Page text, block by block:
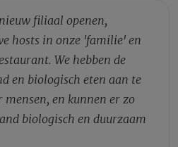
filiaal openen,
hosts in onze 'familie' en
We hebben de
en biologisch eten aan te
mensen, en kunnen er zo
biologisch en duurzaam